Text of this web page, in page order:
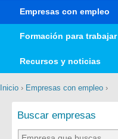
Empresas con empleo
Formación para trabajar
Recursos y noticias
Inicio › Empresas con empleo ›
Buscar empresas